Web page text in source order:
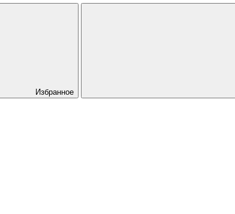
Избранное